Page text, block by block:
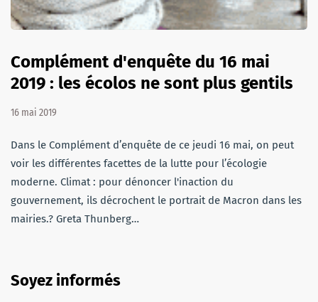
Complément d'enquête du 16 mai
2019 : les écolos ne sont plus gentils
16 mai 2019
Dans le Complément d’enquête de ce jeudi 16 mai, on peut
voir les différentes facettes de la lutte pour l’écologie
moderne. Climat : pour dénoncer l'inaction du
gouvernement, ils décrochent le portrait de Macron dans les
mairies.? Greta Thunberg…
Soyez informés